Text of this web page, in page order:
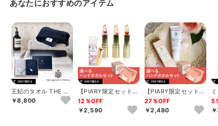
あなたにおすすめのアイテム
王妃のタオル THE QU
EEN’S TOWEL バス
タ...
￥8,800
【PIARY限定セット】
選べるTHE QUEEN’S
T...
12％OFF
￥2,590
【PIARY限定セット】
選べるTHE QUEEN’S
T...
27％OFF
￥2,480
5